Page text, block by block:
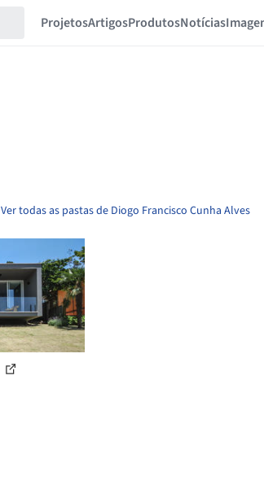
ProjetosArtigosProdutosNotícias
Ver todas as pastas de Diogo Francisco Cunha Alves